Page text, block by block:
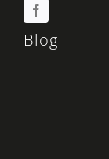
Blog